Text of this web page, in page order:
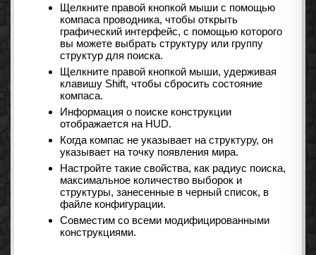
Щелкните правой кнопкой мыши с помощью
компаса проводника, чтобы открыть
графический интерфейс, с помощью которого
вы можете выбрать структуру или группу
структур для поиска.
Щелкните правой кнопкой мыши, удерживая
клавишу Shift, чтобы сбросить состояние
компаса.
Информация о поиске конструкции
отображается на HUD.
Когда компас не указывает на структуру, он
указывает на точку появления мира.
Настройте такие свойства, как радиус поиска,
максимальное количество выборок и
структуры, занесенные в черный список, в
файле конфигурации.
Совместим со всеми модифицированными
конструкциями.